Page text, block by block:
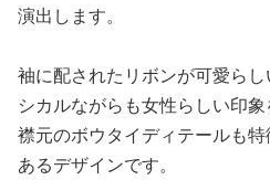
演出します。
袖に配されたリボンが可愛ら
シカルながらも女性らしい印象
襟元のボウタイディテールも
あるデザインです。